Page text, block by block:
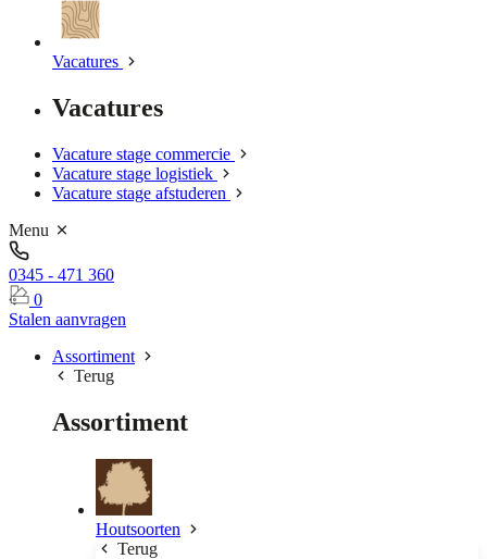
Vacatures
Vacatures
Vacature stage commercie
Vacature stage logistiek
Vacature stage afstuderen
Menu
0345 - 471 360
0
Stalen aanvragen
Assortiment
Terug
Assortiment
Houtsoorten
Terug